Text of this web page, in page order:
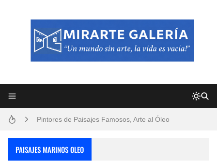
Pintores de Paisajes Famosos, Arte al Óleo
PAISAJES MARINOS OLEO